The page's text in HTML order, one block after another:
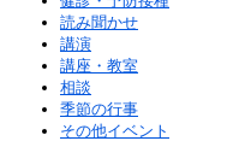
読み聞かせ
講演
講座・教室
相談
季節の行事
その他イベント